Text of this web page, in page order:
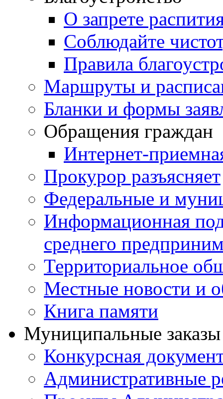
О запрете
Соблюдайте
Правила
Маршруты и
Бланки и формы
Обращения граждан
Интернет-
Прокурор разъясняет
Федеральные и
Информационная
среднего
Территориальное
Местные новости и
Книга памяти
Муниципальные
Конкурсная
Административные